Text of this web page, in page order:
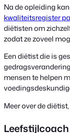
Na de opleiding
kwaliteitsregister
diëtisten om
zodat ze zoveel
Een diëtist die is
mensen te helpen
Meer over de
Leefstijlcoach